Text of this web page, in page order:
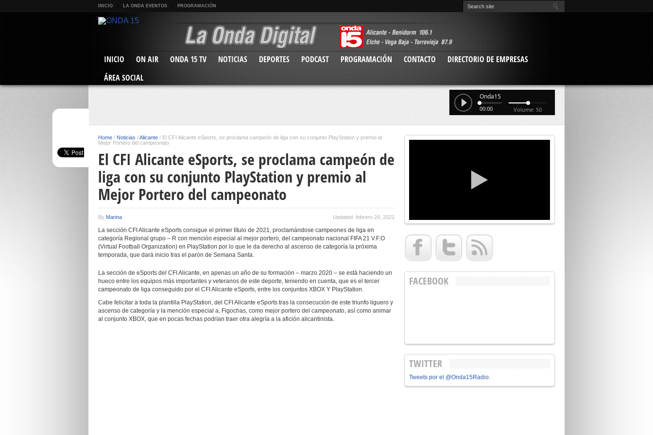
INICIO LA ONDA EVENTOS PROGRAMACIÓN
INICIO ON AIR ONDA 15 TV NOTICIAS DEPORTES PODCAST PROGRAMACIÓN CONTACTO
DIRECTORIO DE EMPRESAS
ÁREA SOCIAL
Onda15
00:00 Volume: 50
Home / Noticias /Alicante / El CFI Alicante eSports, se proclama campeón de liga con su conjunto PlayStation y premio al
Mejor Portero del campeonato
El CFI Alicante eSports, se proclama campeón de
liga con su conjunto PlayStation y premio al
Mejor Portero del campeonato
By Marina Updated: febrero 24, 2021
La sección CFI Alicante eSports consigue el primer título de 2021, proclamándose campeones de liga en
categoría Regional grupo – R con mención especial al mejor portero, del campeonato nacional FIFA 21 V.F.O
(Virtual Football Organization) en PlayStation por lo que le da derecho al ascenso de categoría la próxima
temporada, que dará inicio tras el parón de Semana Santa.
La sección de eSports del CFI Alicante, en apenas un año de su formación – marzo 2020 – se está haciendo un
hueco entre los equipos más importantes y veteranos de este deporte, teniendo en cuenta, que es el tercer
campeonato de liga conseguido por el CFI Alicante eSports, entre los conjuntos XBOX Y PlayStation.
Cabe felicitar a toda la plantilla PlayStation, del CFI Alicante eSports tras la consecución de este triunfo liguero y
ascenso de categoría y la mención especial a, Figochas, como mejor portero del campeonato, así como animar
al conjunto XBOX, que en pocas fechas podrían traer otra alegría a la afición alicantinista.
FACEBOOK
TWITTER
Tweets por el @Onda15Radio.